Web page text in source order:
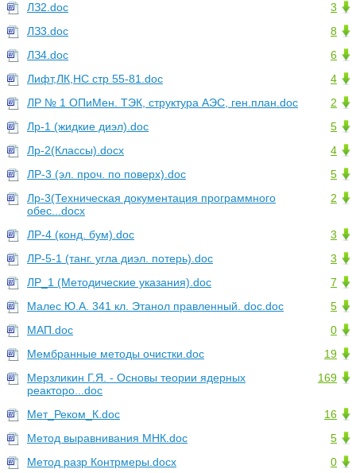
3
ЛЗ2.doc
8
ЛЗ3.doc
6
ЛЗ4.doc
4
Лифт,ЛК,НС стр 55-81.doc
2
ЛР № 1 ОПиМен. ТЭК, структура АЭС, ген.план.doc
5
Лр-1 (жидкие диэл).doc
4
Лр-2(Классы).docx
5
ЛР-3 (эл. проч. по поверх).doc
2
Лр-3(Техническая документация программного
обес...docx
3
ЛР-4 (конд. бум).doc
3
ЛР-5-1 (танг. угла диэл. потерь).doc
7
ЛР_1 (Методические указания).doc
5
Малес Ю.А. 341 кл. Этанол правленный. doc.doc
0
МАП.doc
19
Мембранные методы очистки.doc
169
Мерзликин Г.Я. - Основы теории ядерных
реакторо...doc
16
Мет_Реком_К.doc
5
Метод выравнивания МНК.doc
0
Метод разр Контрмеры.docx